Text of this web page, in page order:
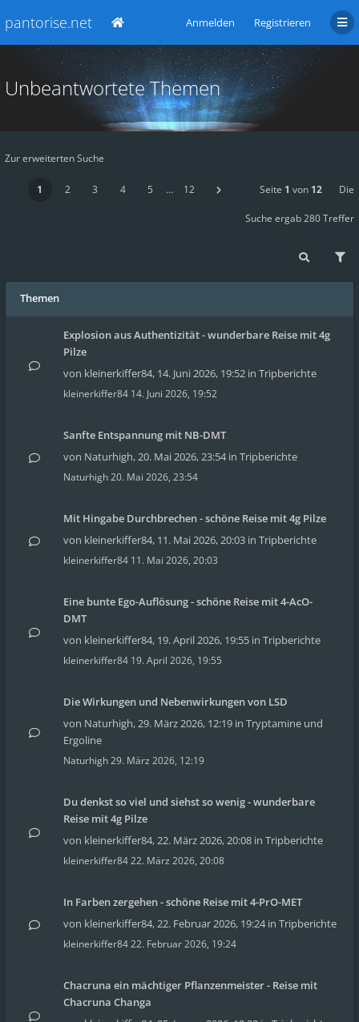
pantorise.net Anmelden Registrieren
Unbeantwortete Themen
Zur erweiterten Suche
1 2 3 4 5 … 12 Seite 1 von 12 Die
Suche ergab 280 Treffer
Themen
Explosion aus Authentizität - wunderbare Reise mit 4g
Pilze
von kleinerkiffer84, 14. Juni 2026, 19:52 in Tripberichte
kleinerkiffer84 14. Juni 2026, 19:52
Sanfte Entspannung mit NB-DMT
von Naturhigh,20. Mai 2026, 23:54in Tripberichte
Naturhigh20. Mai 2026, 23:54
Mit Hingabe Durchbrechen - schöne Reise mit 4g Pilze
von kleinerkiffer84, 11. Mai 2026, 20:03 in Tripberichte
kleinerkiffer84 11. Mai 2026, 20:03
Eine bunte Ego-Auflösung - schöne Reise mit 4-AcO-
DMT
von kleinerkiffer84, 19. April 2026, 19:55 in Tripberichte
kleinerkiffer84 19. April 2026, 19:55
Die Wirkungen und Nebenwirkungen von LSD
von Naturhigh,29. März 2026, 12:19 in Tryptamine und
Ergoline
Naturhigh29. März 2026, 12:19
Du denkst so viel und siehst so wenig - wunderbare
Reise mit 4g Pilze
von kleinerkiffer84,22. März 2026, 20:08 in Tripberichte
kleinerkiffer8422. März 2026, 20:08
In Farben zergehen - schöne Reise mit 4-PrO-MET
von kleinerkiffer84,22. Februar 2026, 19:24in Tripberichte
kleinerkiffer8422. Februar 2026, 19:24
Chacruna ein mächtiger Pflanzenmeister - Reise mit
Chacruna Changa